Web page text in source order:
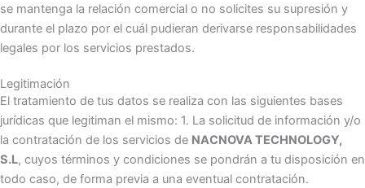
se mantenga la relación comercial o no solicites su supresión y
durante el plazo por el cuál pudieran derivarse responsabilidades
legales por los servicios prestados.
Legitimación
El tratamiento de tus datos se realiza con las siguientes bases
jurídicas que legitiman el mismo: 1. La solicitud de información y/o
la contratación de los servicios de NACNOVA TECHNOLOGY,
S.L, cuyos términos y condiciones se pondrán a tu disposición en
todo caso, de forma previa a una eventual contratación.